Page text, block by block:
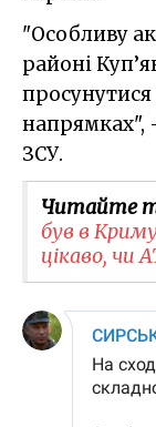
"Особливу
районі
напрямках",
ЗСУ.
Читайте
був в
цікаво, чи